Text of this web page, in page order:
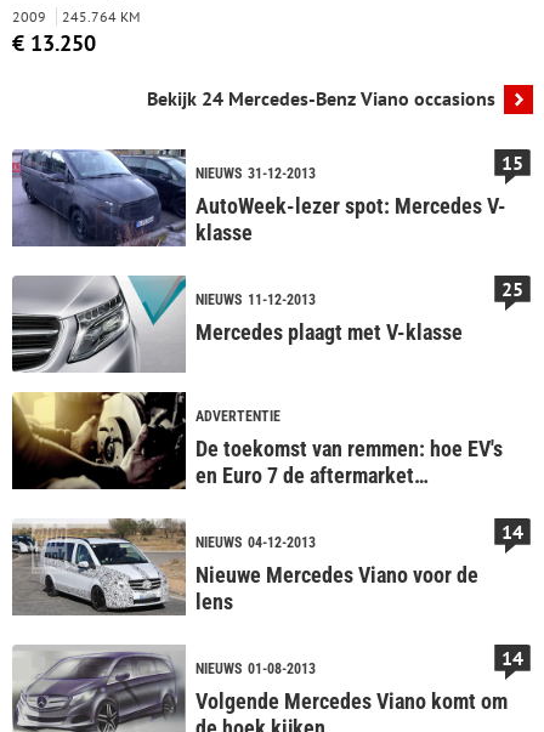
2009 245.764 KM
€ 13.250
Bekijk 24 Mercedes-Benz Viano occasions
NIEUWS 31-12-2013
AutoWeek-lezer spot: Mercedes V-
klasse
15
NIEUWS 11-12-2013
Mercedes plaagt met V-klasse
25
ADVERTENTIE
De toekomst van remmen: hoe EV's
en Euro 7 de aftermarket
NIEUWS 04-12-2013
Nieuwe Mercedes Viano voor de
lens
14
NIEUWS 01-08-2013
Volgende Mercedes Viano komt om
14